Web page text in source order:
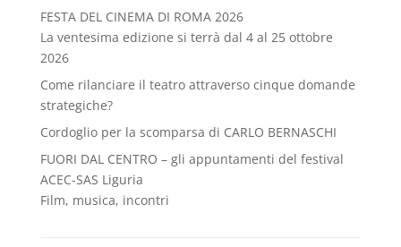
FESTA DEL CINEMA DI ROMA 2026
La ventesima edizione si terrà dal 4 al 25 ottobre
2026
Come rilanciare il teatro attraverso cinque domande
strategiche?
Cordoglio per la scomparsa di CARLO BERNASCHI
FUORI DAL CENTRO – gli appuntamenti del festival
ACEC-SAS Liguria
Film, musica, incontri